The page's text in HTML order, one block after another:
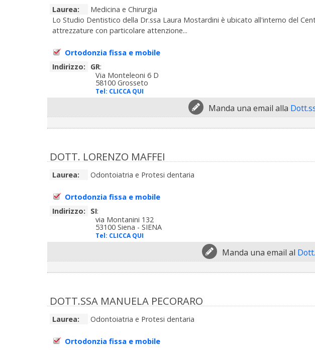
Laurea:
Medicina e Chirurgia
Lo Studio Dentistico della Dr.ssa Laura Mostardini è ubicato all'interno del
attrezzature con particolare attenzione...
Ortodonzia fissa e mobile
Indirizzo:
GR:
Via Monteleoni 6 D
58100 Grosseto
Tel: CLICCA QUI
Manda una email alla
DOTT. LORENZO MAFFEI
Laurea: Odontoiatria e Protesi dentaria
Ortodonzia fissa e mobile
Indirizzo:
SI:
via Montanini 132
53100 Siena - SIENA
Tel: CLICCA QUI
Manda una email al
DOTT.SSA MANUELA PECORARO
Laurea: Odontoiatria e Protesi dentaria
Ortodonzia fissa e mobile